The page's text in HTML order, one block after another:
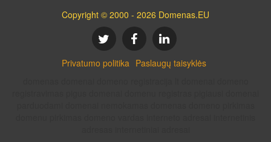
Copyright © 2000 - 2026 Domenas.EU
Privatumo politika Paslaugų taisyklės